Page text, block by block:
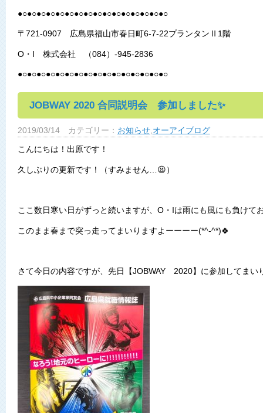
●○●○●○●○●○●○●○●○●○●○●○●○●○●○●○●○
〒721-0907 広島県福山市春日町6-7-22プランタンⅡ1階
O・I 株式会社 （084）-945-2836
●○●○●○●○●○●○●○●○●○●○●○●○●○●○●○●○
JOBWAY 2020 合同説明会 参加しました✨
2019/03/14 カテゴリー： お知らせ,オーアイブログ
こんにちは！出原です！
久しぶりの更新です！（すみません…😫）
ここ数日寒い日がずっと続いますが、O・Iは雨にも風にも負けて
このまま春まで突っ走ってまいりますよーーーー(*^-^*)🍀
さて今日の内容ですが、先日【JOBWAY 2020】に参加してまい